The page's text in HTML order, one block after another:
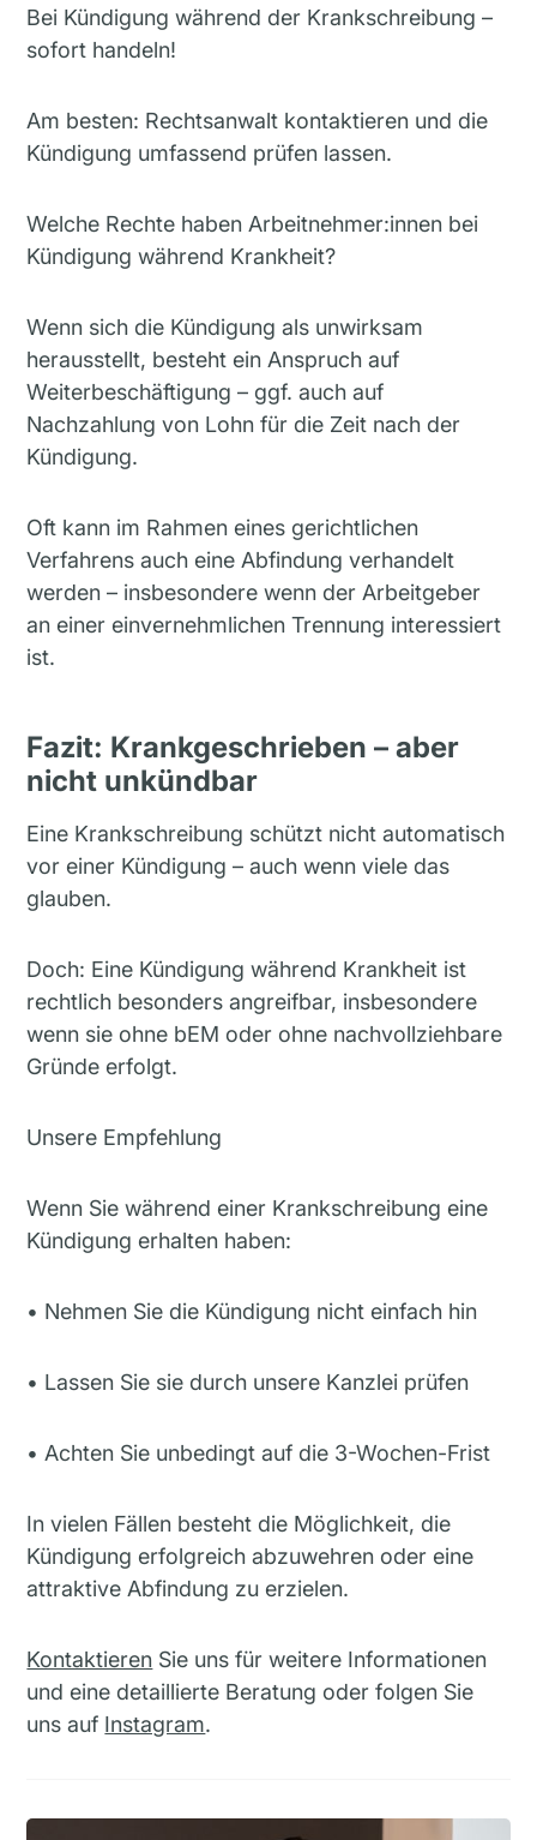
Bei Kündigung während der Krankschreibung –
sofort handeln!
Am besten: Rechtsanwalt kontaktieren und die
Kündigung umfassend prüfen lassen.
Welche Rechte haben Arbeitnehmer:innen bei
Kündigung während Krankheit?
Wenn sich die Kündigung als unwirksam
herausstellt, besteht ein Anspruch auf
Weiterbeschäftigung – ggf. auch auf
Nachzahlung von Lohn für die Zeit nach der
Kündigung.
Oft kann im Rahmen eines gerichtlichen
Verfahrens auch eine Abfindung verhandelt
werden – insbesondere wenn der Arbeitgeber
an einer einvernehmlichen Trennung interessiert
ist.
Fazit: Krankgeschrieben – aber
nicht unkündbar
Eine Krankschreibung schützt nicht automatisch
vor einer Kündigung – auch wenn viele das
glauben.
Doch: Eine Kündigung während Krankheit ist
rechtlich besonders angreifbar, insbesondere
wenn sie ohne bEM oder ohne nachvollziehbare
Gründe erfolgt.
Unsere Empfehlung
Wenn Sie während einer Krankschreibung eine
Kündigung erhalten haben:
• Nehmen Sie die Kündigung nicht einfach hin
• Lassen Sie sie durch unsere Kanzlei prüfen
• Achten Sie unbedingt auf die 3-Wochen-Frist
In vielen Fällen besteht die Möglichkeit, die
Kündigung erfolgreich abzuwehren oder eine
attraktive Abfindung zu erzielen.
Kontaktieren Sie uns für weitere Informationen
und eine detaillierte Beratung oder folgen Sie
uns auf Instagram.